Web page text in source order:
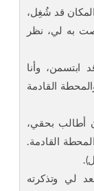
قد شُغِل،
به لي، نظر
وأنا
القادمة
بحقي،
القادمة.
لي وتذكرته